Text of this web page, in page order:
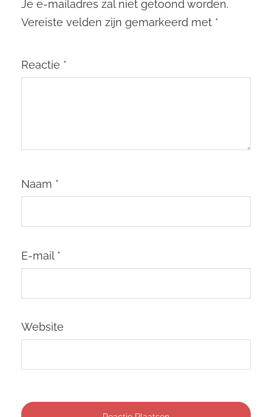
Je e-mailadres zal niet getoond worden.
Vereiste velden zijn gemarkeerd met *
Reactie *
Naam *
E-mail *
Website